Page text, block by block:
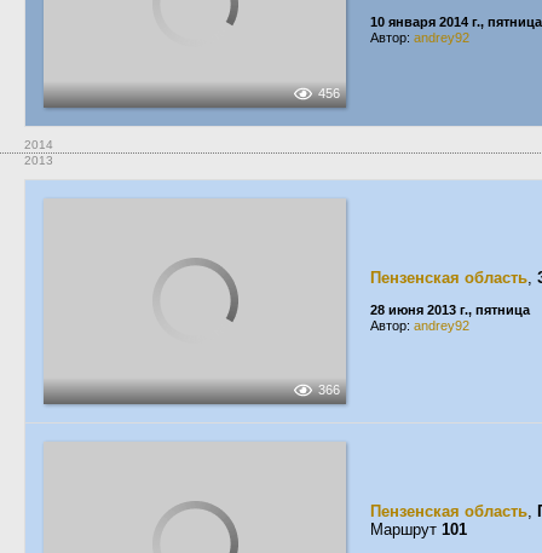
456
10 января 2014 г., пятница
Автор: andrey92
2014
2013
366
Пензенская область,
28 июня 2013 г., пятница
Автор: andrey92
Пензенская область,
Маршрут 101